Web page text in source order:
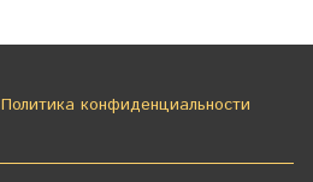
Политика конфиденциальности